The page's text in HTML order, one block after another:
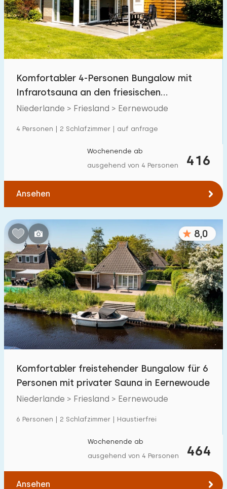
Schwimmbad 0
Eingezäunter Garten 0
Haustierfrei 2
Ladestation Auto
€ 0 — € 1000+
Schlafzimmern:
1 2 3 4 5
Badezimmer:
1 2 3 4 5
Entfernungen
Von Eernewoude (max. km):
Zum Meer(max. km):
10 20
Komfortabler 4-Personen Bungalow mit
Infrarotsauna an den friesischen
Gewässern
Niederlande > Friesland > Eernewoude
4 Personen | 2 Schlafzimmer | auf anfrage
416
Wochenende ab
ausgehend von 4 Personen
Ansehen
8,0
Komfortabler freistehender Bungalow für 6
Personen mit privater Sauna in Eernewoude
Niederlande > Friesland > Eernewoude
6 Personen | 2 Schlafzimmer | Haustierfrei
464
Wochenende ab
ausgehend von 4 Personen
Ansehen